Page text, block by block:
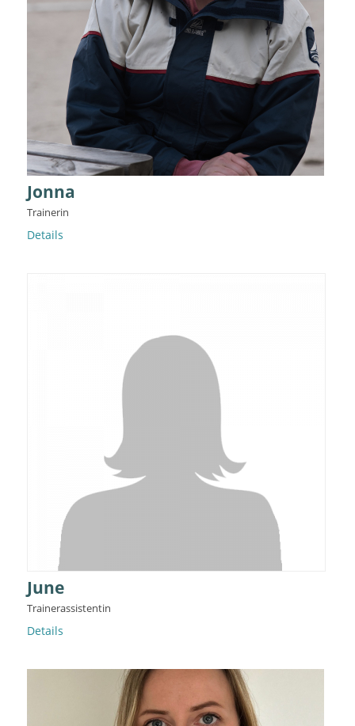
Jonna
Trainerin
Details
June
Trainerassistentin
Details